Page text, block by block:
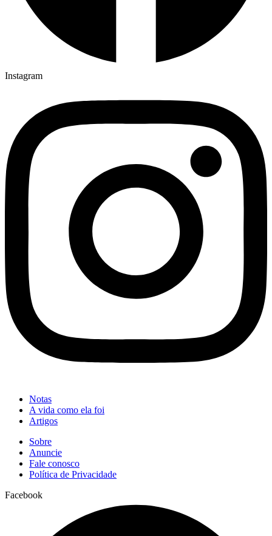
Instagram
Notas
A vida como ela foi
Artigos
Sobre
Anuncie
Fale conosco
Política de Privacidade
Facebook